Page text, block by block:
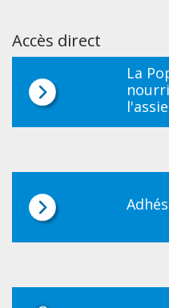
Accès direct
La